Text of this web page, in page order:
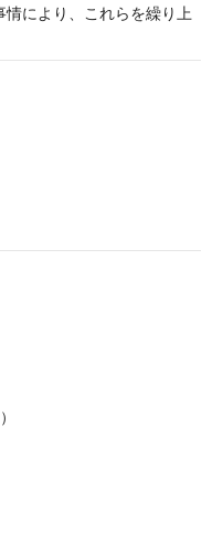
により、これらを繰り上